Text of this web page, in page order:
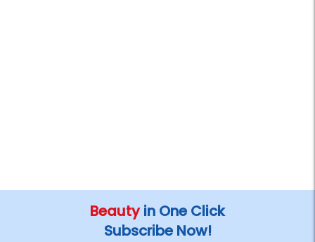
Beautyin One Click
Subscribe Now!